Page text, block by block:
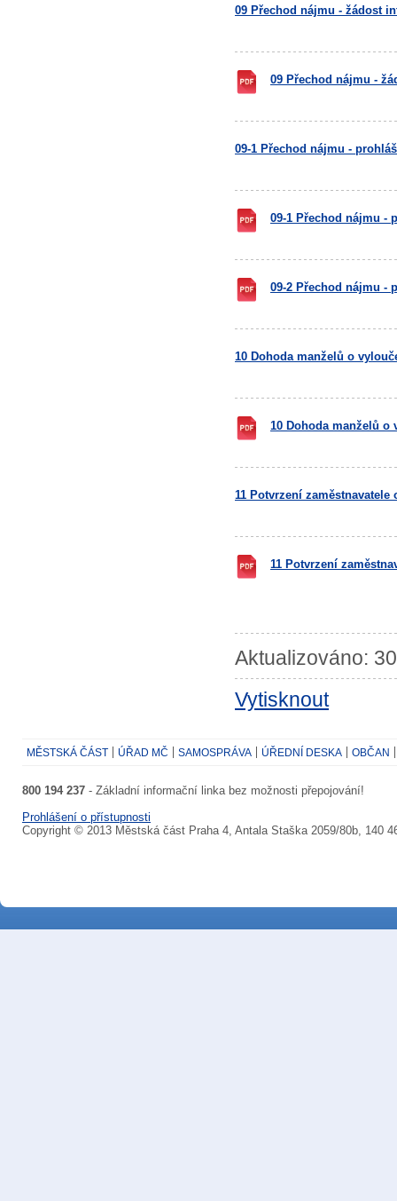
09 Přechod nájmu - žádost
09 Přechod nájmu -
09-1 Přechod nájmu -
09-1 Přechod nájmu -
09-2 Přechod nájmu -
10 Dohoda manželů o
10 Dohoda manželů
11 Potvrzení
11 Potvrzení
Aktualizováno:
Vytisknout
MĚSTSKÁ ČÁST ÚŘAD MČ SAMOSPRÁVA ÚŘEDNÍ DESKA OBČAN
800 194 237 - Základní informační linka bez možnosti přepojování!
Prohlášení o přístupnosti
Copyright © 2013 Městská část Praha 4, Antala Staška 2059/80b, 140